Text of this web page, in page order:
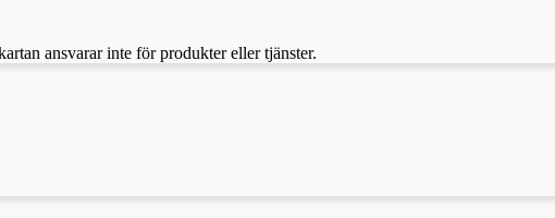
ansvarar inte för produkter eller tjänster.